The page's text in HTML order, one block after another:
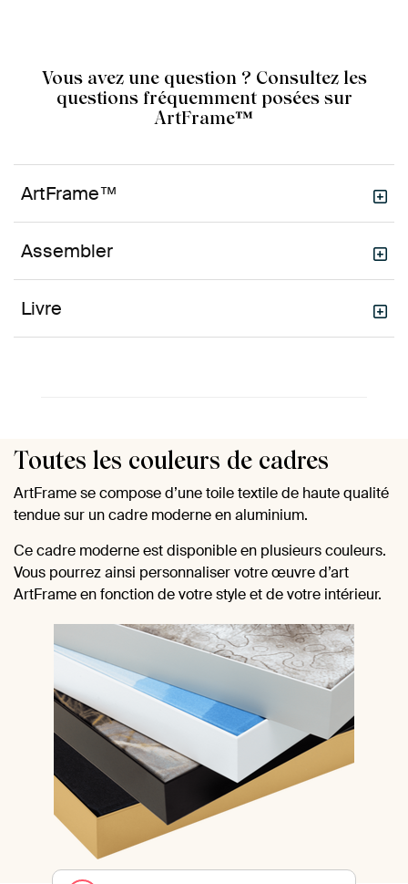
Vous avez une question ? Consultez les
questions fréquemment posées sur
ArtFrame™
ArtFrame™
Assembler
Livre
Toutes les couleurs de cadres
ArtFrame se compose d’une toile textile de haute qualité
tendue sur un cadre moderne en aluminium.
Ce cadre moderne est disponible en plusieurs couleurs.
Vous pourrez ainsi personnaliser votre œuvre d’art
ArtFrame en fonction de votre style et de votre intérieur.